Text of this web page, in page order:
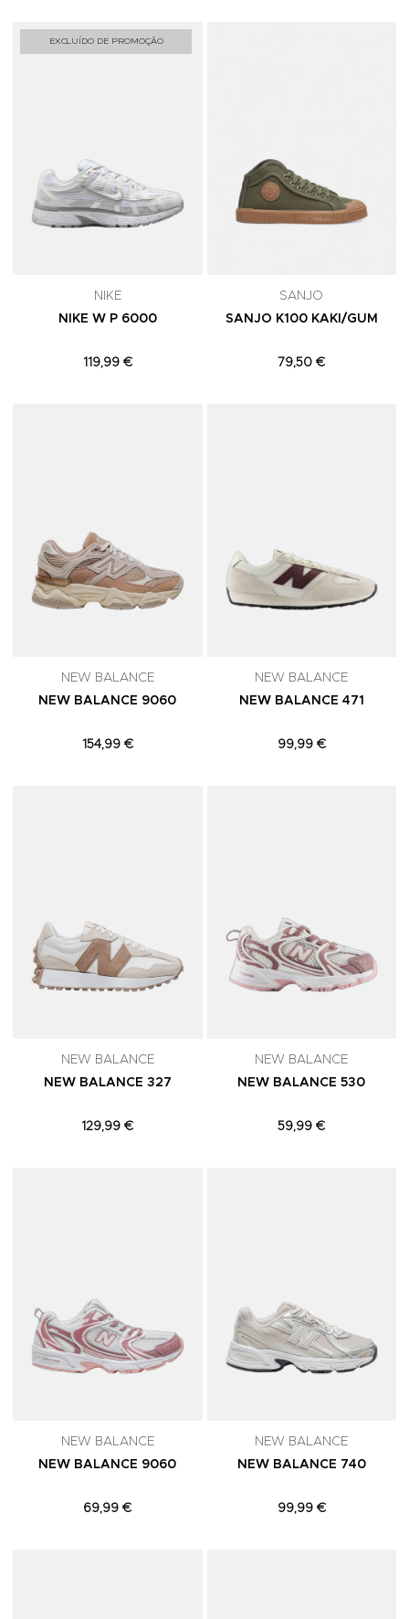
EXCLUÍDO DE PROMOÇÃO
NIKE
NIKE W P 6000
119,99 €
SANJO
SANJO K100 KAKI/GUM
79,50 €
NEW BALANCE
NEW BALANCE 9060
154,99 €
NEW BALANCE
NEW BALANCE 471
99,99 €
NEW BALANCE
NEW BALANCE 327
129,99 €
NEW BALANCE
NEW BALANCE 530
59,99 €
NEW BALANCE
NEW BALANCE 9060
69,99 €
NEW BALANCE
NEW BALANCE 740
99,99 €